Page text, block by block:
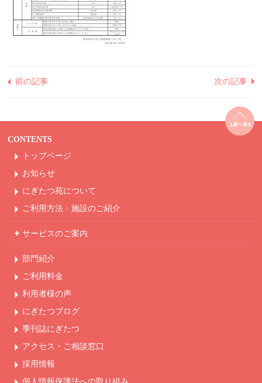
前の記事 次の記事
CONTENTS
トップページ
お知らせ
にぎたつ苑について
ご利用方法・ 施設のご紹介
サービスのご案内
部門紹介
ご利用料金
利用者様の声
にぎたつブログ
季刊誌にぎたつ
アクセス・ご相談窓口
採用情報